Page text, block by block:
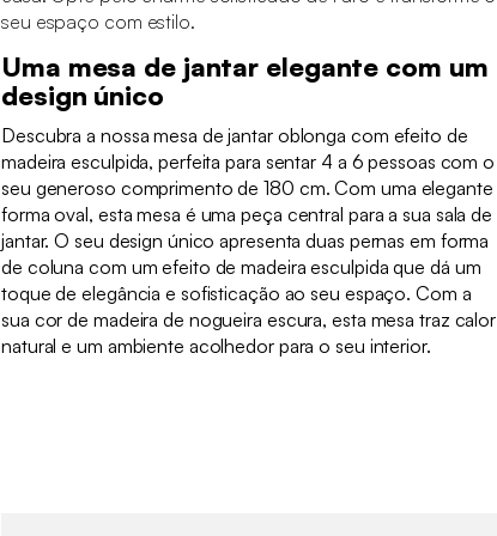
seu espaço com estilo.
Uma mesa de jantar elegante com um
design único
Descubra a nossa mesa de jantar oblonga com efeito de
madeira esculpida, perfeita para sentar 4 a 6 pessoas com o
seu generoso comprimento de 180 cm. Com uma elegante
forma oval, esta mesa é uma peça central para a sua sala de
jantar. O seu design único apresenta duas pernas em forma
de coluna com um efeito de madeira esculpida que dá um
toque de elegância e sofisticação ao seu espaço. Com a
sua cor de madeira de nogueira escura, esta mesa traz calor
natural e um ambiente acolhedor para o seu interior.